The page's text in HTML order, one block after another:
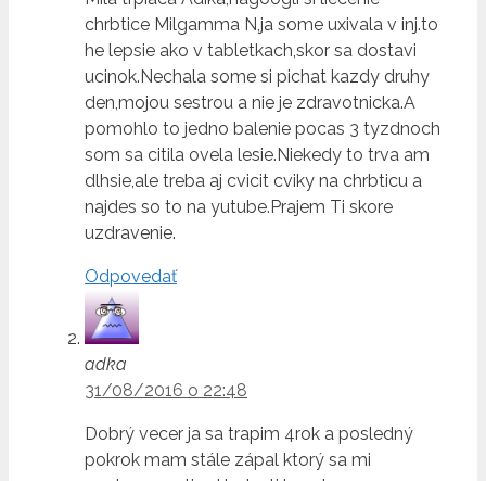
chrbtice Milgamma N,ja some uxivala v inj.to
he lepsie ako v tabletkach,skor sa dostavi
ucinok.Nechala some si pichat kazdy druhy
den,mojou sestrou a nie je zdravotnicka.A
pomohlo to jedno balenie pocas 3 tyzdnoch
som sa citila ovela lesie.Niekedy to trva am
dlhsie,ale treba aj cvicit cviky na chrbticu a
najdes so to na yutube.Prajem Ti skore
uzdravenie.
Odpovedať
adka
31/08/2016 o 22:48
Dobrý vecer ja sa trapim 4rok a posledný
pokrok mam stále zápal ktorý sa mi